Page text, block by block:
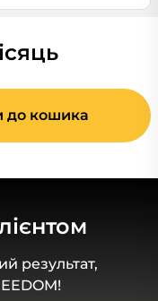
до кошика
результат,